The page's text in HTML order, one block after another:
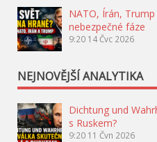
NATO, Írán,
nebezpečné fáze
9:20 14 Čvc 2026
NEJNOVĚJŠÍ ANALYTIKA
Dichtung und
s Ruskem?
9:20 11 Čvn 2026